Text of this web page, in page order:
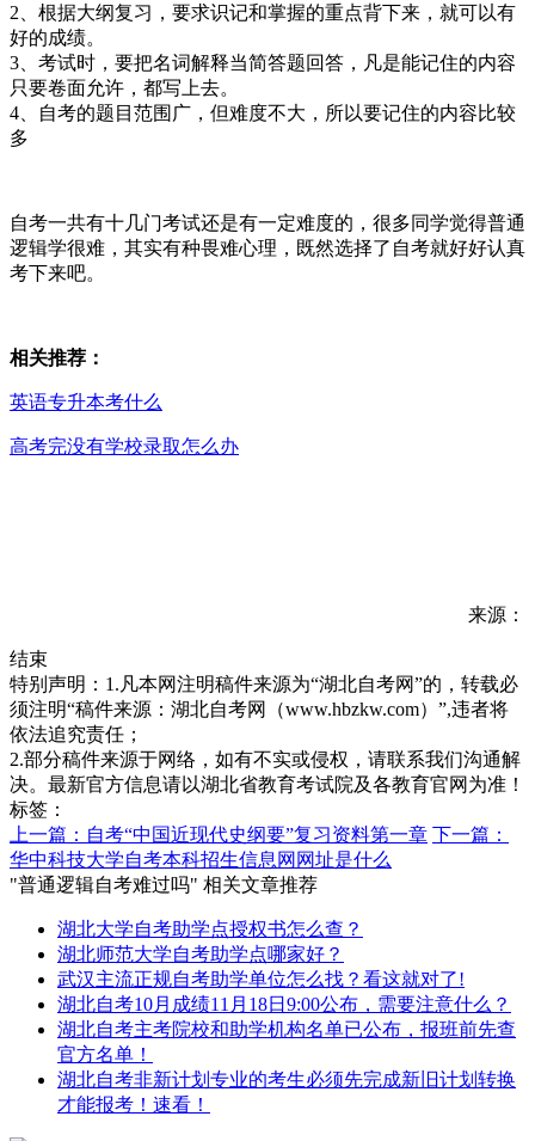
2、根据大纲复习，要求识记和掌握的重点背下来，就可以有
好的成绩。
3、考试时，要把名词解释当简答题回答，凡是能记住的内容
只要卷面允许，都写上去。
4、自考的题目范围广，但难度不大，所以要记住的内容比较
多
自考一共有十几门考试还是有一定难度的，很多同学觉得普通
逻辑学很难，其实有种畏难心理，既然选择了自考就好好认真
考下来吧。
相关推荐：
英语专升本考什么
高考完没有学校录取怎么办
来源：
结束
特别声明：1.凡本网注明稿件来源为“湖北自考网”的，转载必
须注明“稿件来源：湖北自考网（www.hbzkw.com）”,违者将
依法追究责任；
2.部分稿件来源于网络，如有不实或侵权，请联系我们沟通解
决。最新官方信息请以湖北省教育考试院及各教育官网为准！
标签：
上一篇：自考“中国近现代史纲要”复习资料第一章 下一篇：
华中科技大学自考本科招生信息网网址是什么
"普通逻辑自考难过吗" 相关文章推荐
湖北大学自考助学点授权书怎么查？
湖北师范大学自考助学点哪家好？
武汉主流正规自考助学单位怎么找？看这就对了!
湖北自考10月成绩11月18日9:00公布，需要注意什么？
湖北自考主考院校和助学机构名单已公布，报班前先查
官方名单！
湖北自考非新计划专业的考生必须先完成新旧计划转换
才能报考！速看！